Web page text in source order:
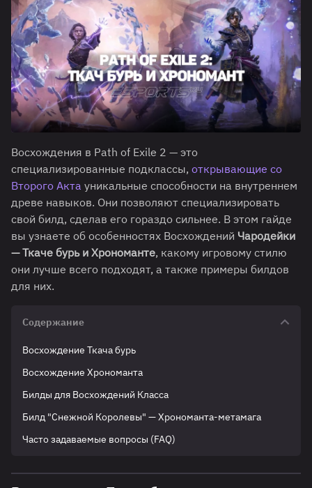
Восхождения в Path of Exile 2 — это
специализированные подклассы, открывающие со
Второго Акта уникальные способности на внутреннем
древе навыков. Они позволяют специализировать
свой билд, сделав его гораздо сильнее. В этом гайде
вы узнаете об особенностях Восхождений Чародейки
— Ткаче бурь и Хрономанте, какому игровому стилю
они лучше всего подходят, а также примеры билдов
для них.
Содержание
Восхождение Ткача бурь
Восхождение Хрономанта
Билды для Восхождений Класса
Билд "Снежной Королевы" — Хрономанта-метамага
Часто задаваемые вопросы (FAQ)